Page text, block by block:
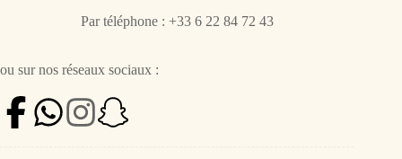
Par téléphone : +33 6 22 84 72 43
ou sur nos réseaux sociaux :